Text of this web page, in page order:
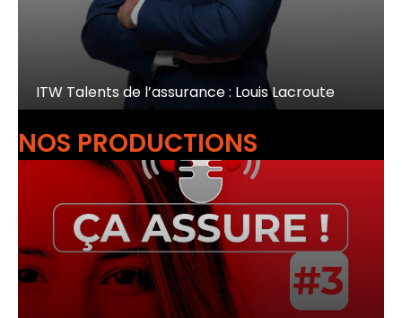
ITW Talents de l’assurance : Louis Lacroute
NOS PRODUCTIONS